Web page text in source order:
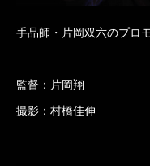
手品師・片岡双六のプロ
監督：片岡翔
撮影：村橋佳伸